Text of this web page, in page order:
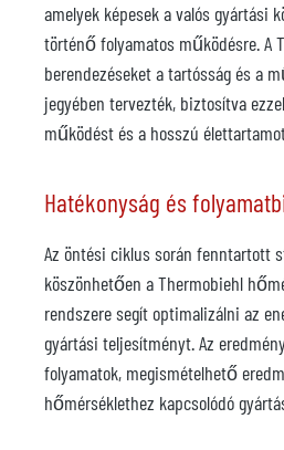
amelyek képesek a valós gyártási
történő folyamatos működésre. A
berendezéseket a tartósság és a
jegyében tervezték, biztosítva
működést és a hosszú
Hatékonyság és
Az öntési ciklus során fenntartott
köszönhetően a Thermobiehl
rendszere segít optimalizálni az
gyártási teljesítményt. Az
folyamatok, megismételhető
hőmérséklethez kapcsolódó